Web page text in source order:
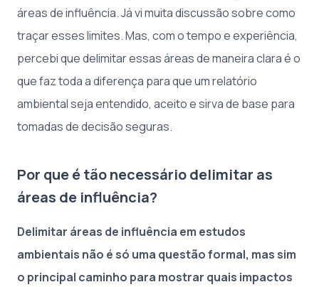
áreas de influência. Já vi muita discussão sobre como
traçar esses limites. Mas, com o tempo e experiência,
percebi que delimitar essas áreas de maneira clara é o
que faz toda a diferença para que um relatório
ambiental seja entendido, aceito e sirva de base para
tomadas de decisão seguras.
Por que é tão necessário delimitar as
áreas de influência?
Delimitar áreas de influência em estudos
ambientais não é só uma questão formal, mas sim
o principal caminho para mostrar quais impactos